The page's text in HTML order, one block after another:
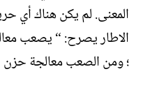
المعنى. لم يكن هناك أي
الاطار يصرح: “ يصعب
؛ ومن الصعب معالجة حزن